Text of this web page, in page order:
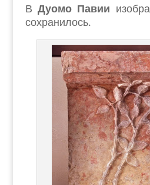
В Дуомо Павии
сохранилось.